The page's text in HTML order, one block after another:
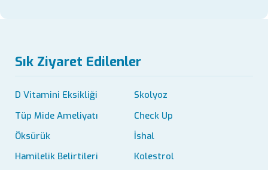
Sık Ziyaret Edilenler
D Vitamini Eksikliği
Skolyoz
Tüp Mide Ameliyatı
Check Up
Öksürük
İshal
Hamilelik Belirtileri
Kolestrol